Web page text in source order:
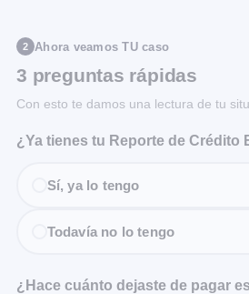
2 Ahora veamos TU caso
3 preguntas rápidas
Con esto te damos una lectura de tu
¿Ya tienes tu Reporte de Crédito
Sí, ya lo tengo
Todavía no lo tengo
¿Hace cuánto dejaste de pagar